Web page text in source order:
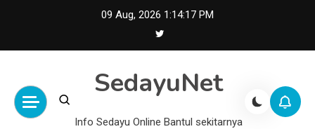
09 Aug, 2026 1:14:17 PM
SedayuNet
Info Sedayu Online Bantul sekitarnya